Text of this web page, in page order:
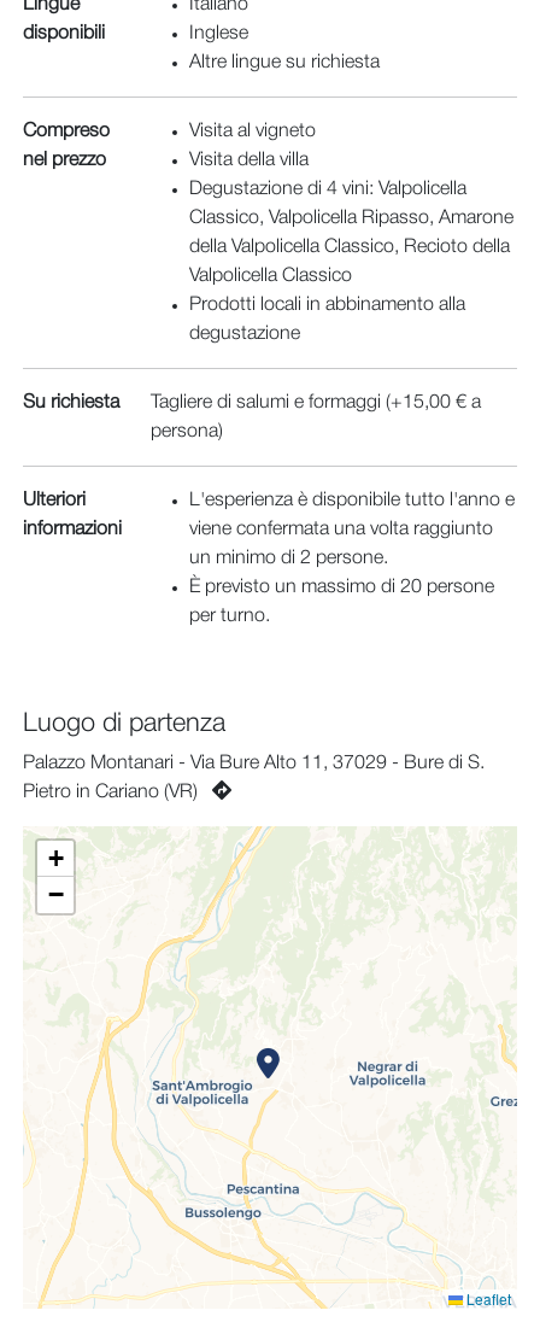
Lingue
disponibili
Italiano
Inglese
Altre lingue su richiesta
Compreso
nel prezzo
Visita al vigneto
Visita della villa
Degustazione di 4 vini: Valpolicella
Classico, Valpolicella Ripasso, Amarone
della Valpolicella Classico, Recioto della
Valpolicella Classico
Prodotti locali in abbinamento alla
degustazione
Su richiesta
Tagliere di salumi e formaggi (+15,00 € a
persona)
Ulteriori
informazioni
L'esperienza è disponibile tutto l'anno e
viene confermata una volta raggiunto
un minimo di 2 persone.
È previsto un massimo di 20 persone
per turno.
Luogo di partenza
Palazzo Montanari - Via Bure Alto 11, 37029 - Bure di S.
Pietro in Cariano (VR)
+
−
Leaflet